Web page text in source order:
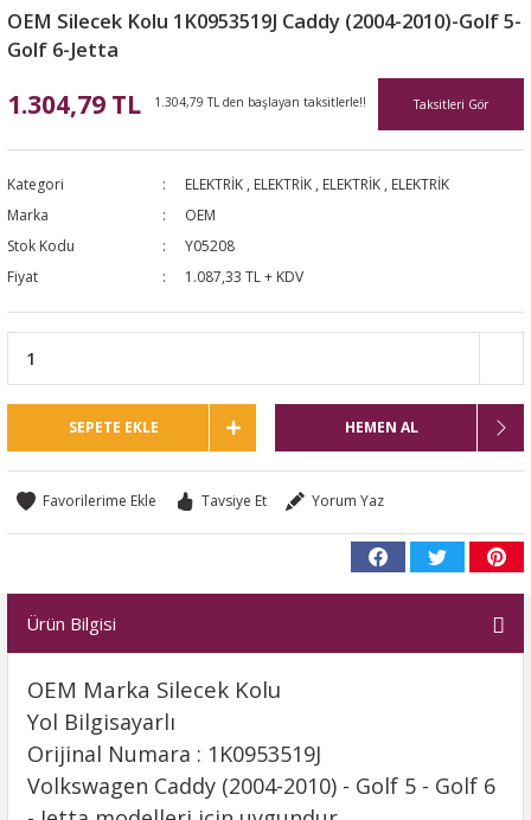
OEM Silecek Kolu 1K0953519J Caddy (2004-2010)-Golf 5-
Golf 6-Jetta
1.304,79 TL 1.304,79 TL den başlayan taksitlerle!! Taksitleri Gör
Kategori ELEKTRİK , ELEKTRİK , ELEKTRİK , ELEKTRİK
Marka
OEM
Stok Kodu
Y05208
Fiyat
1.087,33 TL + KDV
SEPETE EKLE HEMEN AL
Tavsiye Et Yorum Yaz
Ürün Bilgisi
OEM Marka Silecek Kolu
Yol Bilgisayarlı
Orijinal Numara : 1K0953519J
Volkswagen Caddy (2004-2010) - Golf 5 - Golf 6